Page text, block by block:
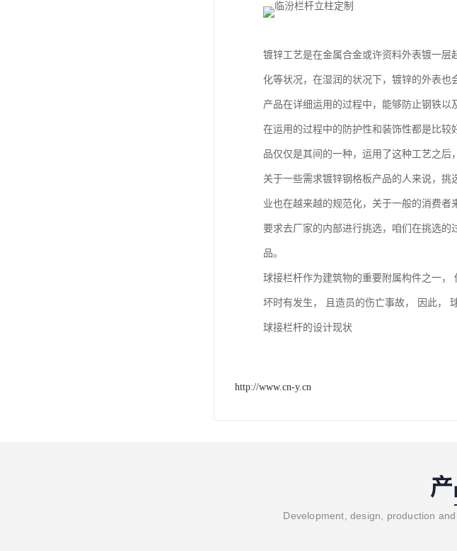
镀锌工艺是在金属合金或许资料外表镀一
化等状况，在湿润的状况下，镀锌的外表
产品在详细运用的过程中，能够防止钢铁以
在运用的过程中的防护性和装饰性都是比
品仅仅是其间的一种，运用了这种工艺之后
关于一些需求镀锌钢格板产品的人来说，
业也在越来越的规范化，关于一般的消费
要求去厂家的内部进行挑选，咱们在挑选
品。
球接栏杆作为建筑物的重要附属构件之一
坏时有发生， 且造员的伤亡事故， 因此，
球接栏杆的设计现状
http://www.cn-y.cn
Development, design, production